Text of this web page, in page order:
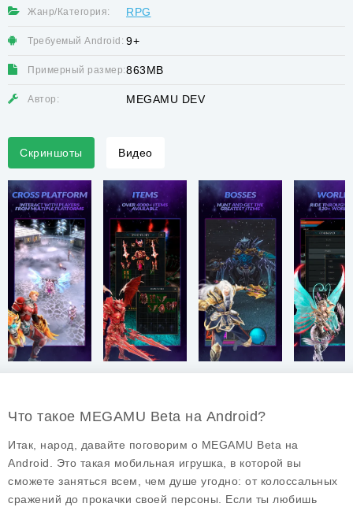
Жанр/Категория: RPG
Требуемый Android: 9+
Примерный размер:863MB
Автор: MEGAMU DEV
Скриншоты Видео
Что такое MEGAMU Beta на Android?
Итак, народ, давайте поговорим о MEGAMU Beta на
Android. Это такая мобильная игрушка, в которой вы
сможете заняться всем, чем душе угодно: от колоссальных
сражений до прокачки своей персоны. Если ты любишь